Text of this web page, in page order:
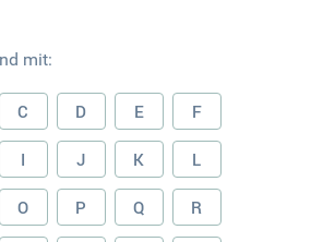
mit:
C D E F
I J K L
O P Q R